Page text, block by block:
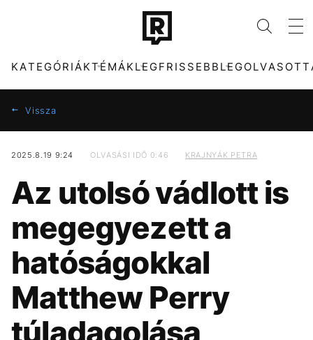
KATEGÓRIÁKTÉMÁKLEGFRISSEBB
ZENE DIVAT
KULTÚRA ENTR
FILM + SOROZAT TECH-TUDOMÁNY
SPORT TÁRSADALOM
KÖZÉLET UTAZÁS
KONCERT MAJKA
MTVA DUNA
ENERGIAVÁLSÁG MADONNA
FIDESZ
CHRISTOPHER
NOLAN
Vissza
2025.8.19 9:24 OLVASÁSI IDŐ 0:46 KRAJNYÁK PETRA
Az utolsó vádlott is
megegyezett a
hatóságokkal
Matthew Perry
túladagolása